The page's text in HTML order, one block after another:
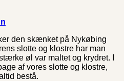
den skænket på Nykøbing
slotte og klostre har man
øl var maltet og krydret. I
af vores slotte og klostre,
bestå.